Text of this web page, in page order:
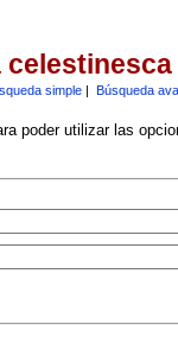
simple| Búsqueda
poder utilizar las